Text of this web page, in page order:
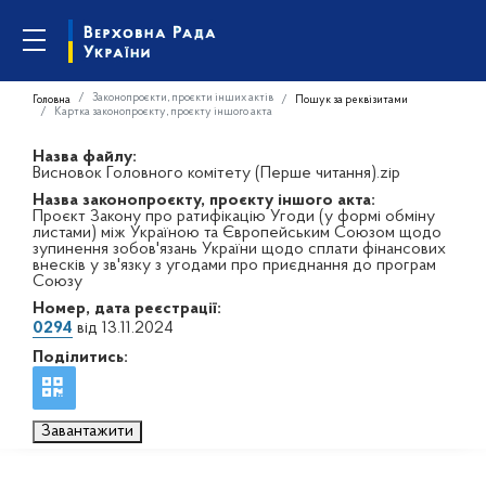
Головна Законопроєкти, проєкти інших актів
Пошук за реквізитами
Картка законопроєкту, проєкту іншого акта
Назва файлу:
Висновок Головного комітету (Перше читання).zip
Назва законопроєкту, проєкту іншого акта:
Проєкт Закону про ратифікацію Угоди (у формі обміну
листами) між Україною та Європейським Союзом щодо
зупинення зобов'язань України щодо сплати фінансових
внесків у зв'язку з угодами про приєднання до програм
Союзу
Номер, дата реєстрації:
0294 від 13.11.2024
Поділитись:
Завантажити